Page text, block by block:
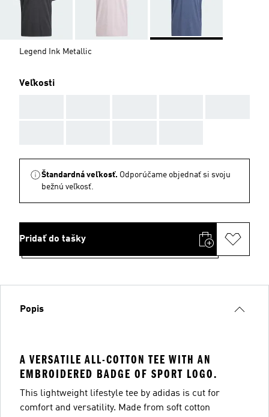
Legend Ink Metallic
Veľkosti
Štandardná veľkosť. Odporúčame objednať si svoju
bežnú veľkosť.
Pridať do tašky
Popis
A VERSATILE ALL-COTTON TEE WITH AN
EMBROIDERED BADGE OF SPORT LOGO.
This lightweight lifestyle tee by adidas is cut for
comfort and versatility. Made from soft cotton